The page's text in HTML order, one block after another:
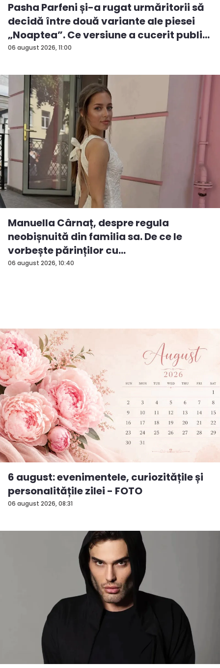
06 august 2026, 11:00
Pasha Parfeni și-a rugat urmăritorii să
decidă între două variante ale piesei
„Noaptea”. Ce versiune a cucerit publi...
06 august 2026, 10:40
Manuella Cârnaț, despre regula
neobișnuită din familia sa. De ce le
vorbește părinților cu
„dumneavoastră...
06 august 2026, 08:31
6 august: evenimentele, curiozitățile și
personalitățile zilei - FOTO